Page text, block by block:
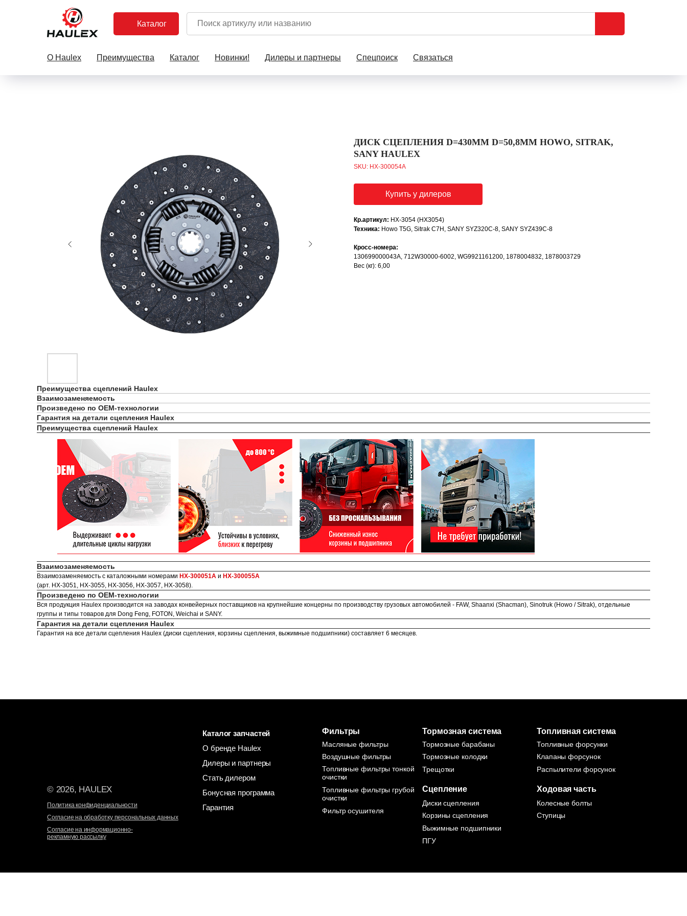
Каталог
О Haulex Преимущества Каталог Новинки! Дилеры и партнеры Спецпоиск Связаться
ДИСК СЦЕПЛЕНИЯ D=430ММ D=50,8ММ HOWO, SITRAK,
SANY HAULEX
SKU: HX-300054A
Купить у дилеров
Кр.артикул: HX-3054 (HX3054)
Техника: Howo T5G, Sitrak C7H, SANY SYZ320C‑8, SANY SYZ439C‑8
Кросс-номера:
130699000043A, 712W30000-6002, WG9921161200, 1878004832, 1878003729
Вес (кг): 6,00
Преимущества сцеплений Haulex
Взаимозаменяемость
Произведено по OEM-технологии
Гарантия на детали сцепления Haulex
Преимущества сцеплений Haulex
Взаимозаменяемость
Взаимозаменяемость с каталожными номерами HX-300051A и HX-300055A
(арт. HX-3051, HX-3055, HX-3056, HX-3057, HX-3058).
Произведено по OEM-технологии
Вся продукция Haulex производится на заводах конвейерных поставщиков на крупнейшие концерны по производству грузовых автомобилей - FAW, Shaanxi (Shacman), Sinotruk (Howo / Sitrak), отдельные
группы и типы товаров для Dong Feng, FOTON, Weichai и SANY.
Гарантия на детали сцепления Haulex
Гарантия на все детали сцепления Haulex (диски сцепления, корзины сцепления, выжимные подшипники) составляет 6 месяцев.
Дилеры и партнеры
О бренде Haulex
Стать дилером
Бонусная программа
Гарантия
Каталог запчастей Фильтры
Масляные фильтры
Воздушные фильтры
Топливные фильтры грубой
очистки
Фильтр осушителя
Топливные фильтры тонкой
очистки
Тормозные барабаны
Тормозные колодки
Трещотки
Диски сцепления
Корзины сцепления
Выжимные подшипники
ПГУ
Топливные форсунки
Клапаны форсунок
Распылители форсунок
Тормозная система
Колесные болты
Ступицы
Ходовая часть
Топливная система
Сцепление
© 2026, HAULEX
Согласие на информационно-
рекламную рассылку
Согласие на обработку персональных данных
Политика конфиденциальности